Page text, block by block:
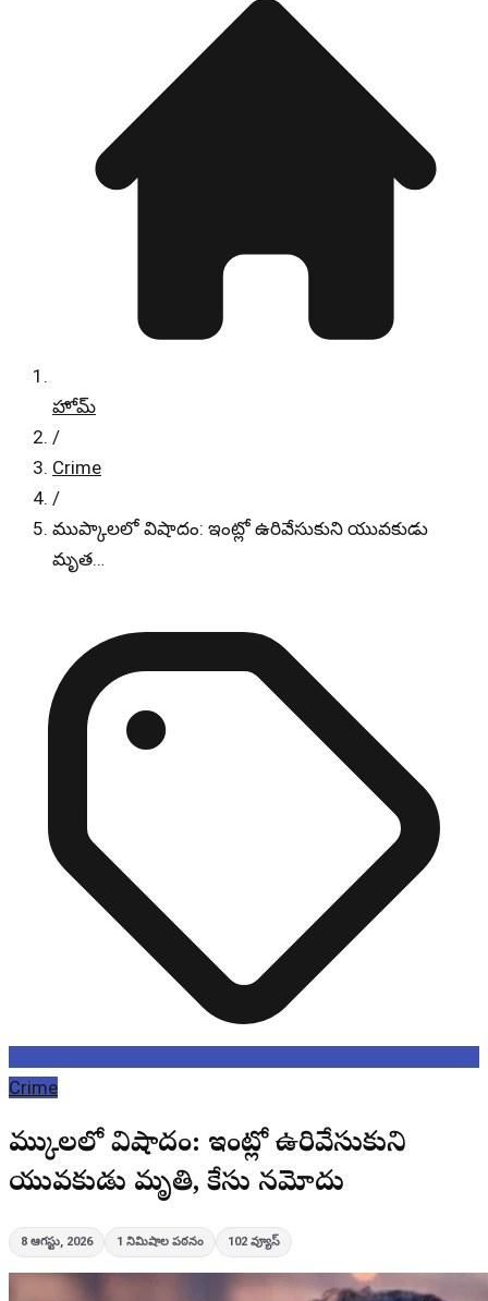
హోమ్
/
Crime
/
ముప్కాలలో విషాదం: ఇంట్లో ఉరివేసుకుని యువకుడు
మృత…
Crime
ముప్కాలలో విషాదం: ఇంట్లో ఉరివేసుకుని
యువకుడు మృతి, కేసు నమోదు
8 ఆగస్టు, 2026 1 నిమిషాల పఠనం 102 వ్యూస్